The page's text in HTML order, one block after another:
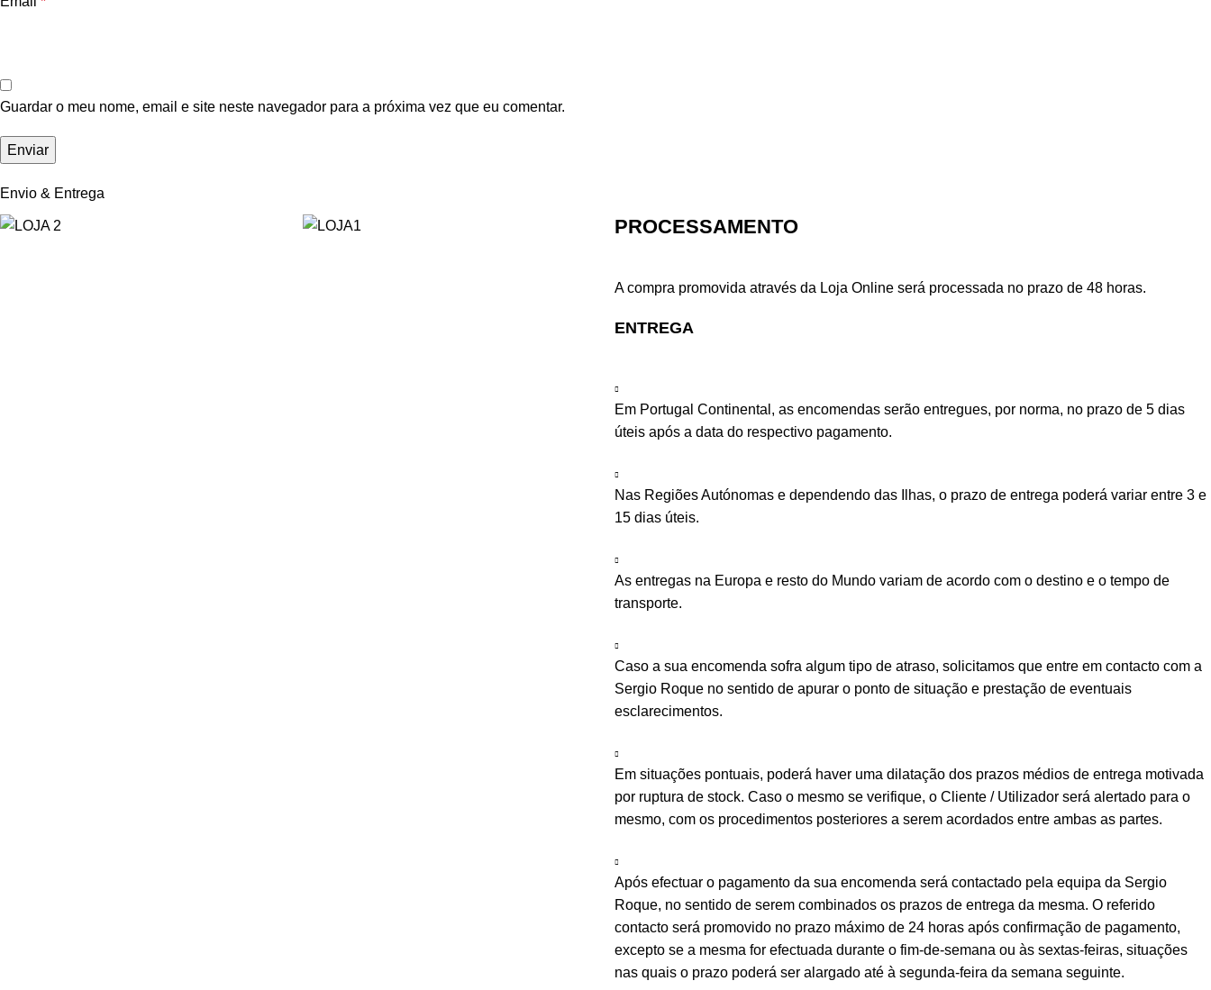
Guardar o meu nome, email e site neste navegador para a próxima vez que eu comentar.
Envio & Entrega
PROCESSAMENTO
A compra promovida através da Loja Online será processada no prazo de 48 horas.
ENTREGA
Em Portugal Continental, as encomendas serão entregues, por norma, no prazo de 5 dias
úteis após a data do respectivo pagamento.
Nas Regiões Autónomas e dependendo das Ilhas, o prazo de entrega poderá variar entre 3 e
15 dias úteis.
As entregas na Europa e resto do Mundo variam de acordo com o destino e o tempo de
transporte.
Caso a sua encomenda sofra algum tipo de atraso, solicitamos que entre em contacto com a
Sergio Roque no sentido de apurar o ponto de situação e prestação de eventuais
esclarecimentos.
Em situações pontuais, poderá haver uma dilatação dos prazos médios de entrega motivada
por ruptura de stock. Caso o mesmo se verifique, o Cliente / Utilizador será alertado para o
mesmo, com os procedimentos posteriores a serem acordados entre ambas as partes.
Após efectuar o pagamento da sua encomenda será contactado pela equipa da Sergio
Roque, no sentido de serem combinados os prazos de entrega da mesma. O referido
contacto será promovido no prazo máximo de 24 horas após confirmação de pagamento,
excepto se a mesma for efectuada durante o fim-de-semana ou às sextas-feiras, situações
nas quais o prazo poderá ser alargado até à segunda-feira da semana seguinte.